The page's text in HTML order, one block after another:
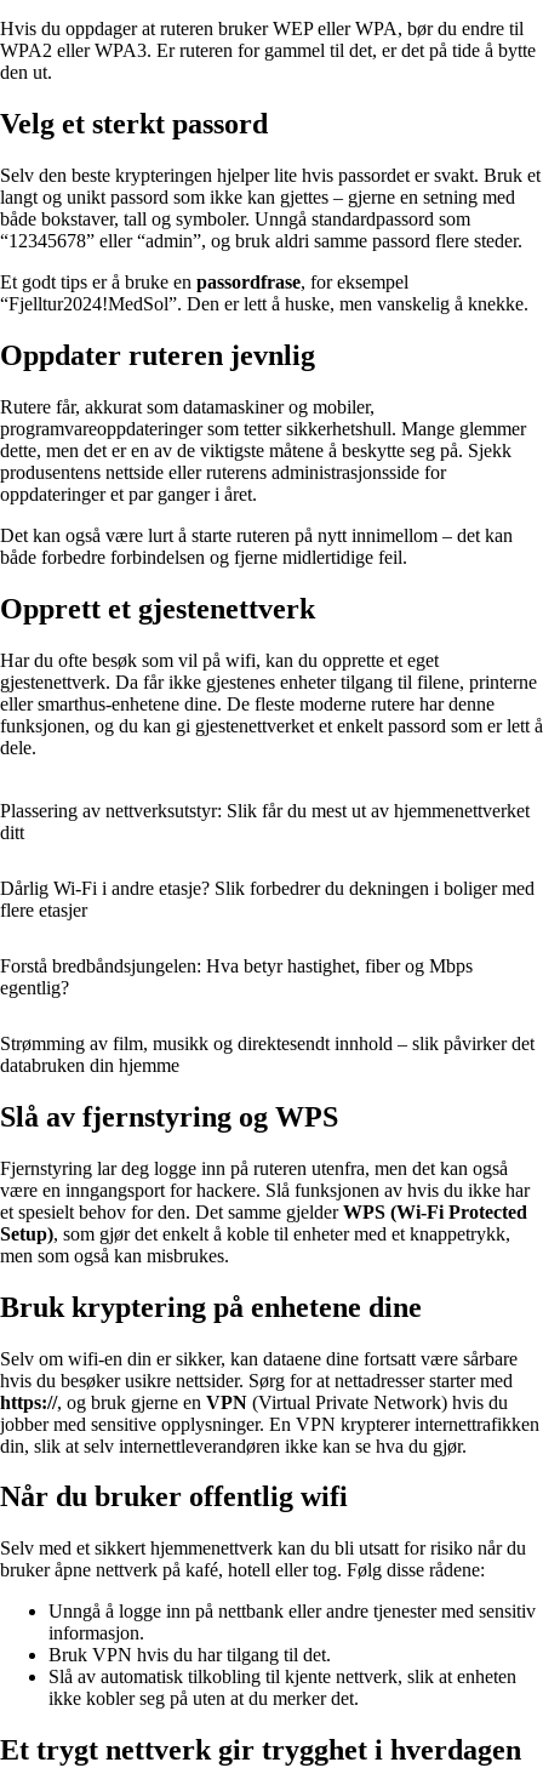
Hvis du oppdager at ruteren bruker WEP eller WPA, bør du endre til
WPA2 eller WPA3. Er ruteren for gammel til det, er det på tide å bytte
den ut.
Velg et sterkt passord
Selv den beste krypteringen hjelper lite hvis passordet er svakt. Bruk et
langt og unikt passord som ikke kan gjettes – gjerne en setning med
både bokstaver, tall og symboler. Unngå standardpassord som
“12345678” eller “admin”, og bruk aldri samme passord flere steder.
Et godt tips er å bruke en passordfrase, for eksempel
“Fjelltur2024!MedSol”. Den er lett å huske, men vanskelig å knekke.
Oppdater ruteren jevnlig
Rutere får, akkurat som datamaskiner og mobiler,
programvareoppdateringer som tetter sikkerhetshull. Mange glemmer
dette, men det er en av de viktigste måtene å beskytte seg på. Sjekk
produsentens nettside eller ruterens administrasjonsside for
oppdateringer et par ganger i året.
Det kan også være lurt å starte ruteren på nytt innimellom – det kan
både forbedre forbindelsen og fjerne midlertidige feil.
Opprett et gjestenettverk
Har du ofte besøk som vil på wifi, kan du opprette et eget
gjestenettverk. Da får ikke gjestenes enheter tilgang til filene, printerne
eller smarthus-enhetene dine. De fleste moderne rutere har denne
funksjonen, og du kan gi gjestenettverket et enkelt passord som er lett å
dele.
Plassering av nettverksutstyr: Slik får du mest ut av hjemmenettverket
ditt
Dårlig Wi‑Fi i andre etasje? Slik forbedrer du dekningen i boliger med
flere etasjer
Forstå bredbåndsjungelen: Hva betyr hastighet, fiber og Mbps
egentlig?
Strømming av film, musikk og direktesendt innhold – slik påvirker det
databruken din hjemme
Slå av fjernstyring og WPS
Fjernstyring lar deg logge inn på ruteren utenfra, men det kan også
være en inngangsport for hackere. Slå funksjonen av hvis du ikke har
et spesielt behov for den. Det samme gjelderWPS (Wi-Fi Protected
Setup), som gjør det enkelt å koble til enheter med et knappetrykk,
men som også kan misbrukes.
Bruk kryptering på enhetene dine
Selv om wifi-en din er sikker, kan dataene dine fortsatt være sårbare
hvis du besøker usikre nettsider. Sørg for at nettadresser starter med
https://, og bruk gjerne en VPN (Virtual Private Network) hvis du
jobber med sensitive opplysninger. En VPN krypterer internettrafikken
din, slik at selv internettleverandøren ikke kan se hva du gjør.
Når du bruker offentlig wifi
Selv med et sikkert hjemmenettverk kan du bli utsatt for risiko når du
bruker åpne nettverk på kafé, hotell eller tog. Følg disse rådene:
Unngå å logge inn på nettbank eller andre tjenester med sensitiv
informasjon.
Bruk VPN hvis du har tilgang til det.
Slå av automatisk tilkobling til kjente nettverk, slik at enheten
ikke kobler seg på uten at du merker det.
Et trygt nettverk gir trygghet i hverdagen